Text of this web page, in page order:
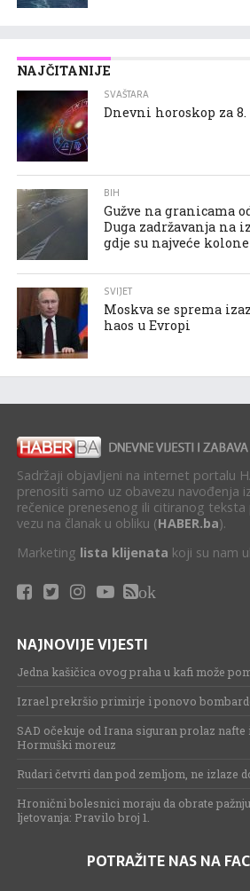
NAJČITANIJE
SVAŠTARA
Dnevni horoskop za 8.
BIH
Gužve na granicama
Duga zadržavanja na
gdje su najveće kolone
SVIJET
Moskva se sprema
haos u Evropi
Sadržaji objavljeni na internet portalu
prenositi samo uz obavezu navođenja
rečenice prenesenog ili citiranog
vezu na članak u obliku (HABER.ba).
Marketing lista klijenata koji su nam
ok
NAJNOVIJE VIJESTI
Jedna kašičica ovog praha u kafi može
Izrael prekršio primirje i ponovo
SAD očekuje od Irana siguran prolaz
Hormuški moreuz
Rudari četvrti dan pod zemljom, ne izlaze
Hronični bolesnici moraju da obrate
ljetovanja: Pravilo broj 1.
POTRAŽITE NAS NA